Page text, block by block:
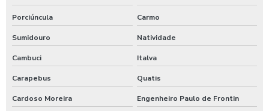
Lavador de ônibus preco
Lavadora de alta pressão com controle remoto
Lavadora de alta pressão para lavar caminhões
Lavadora de alta pressão para lavar ônibus
Lavadora automática de carros
Porciúncula Carmo
Sumidouro Natividade
Cambuci Italva
Carapebus Quatis
Cardoso Moreira Engenheiro Paulo de Frontin